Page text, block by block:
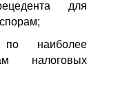
для
по наиболее
налоговых